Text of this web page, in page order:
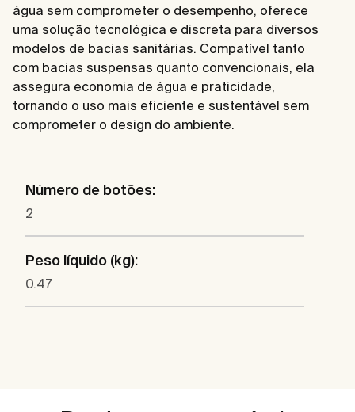
água sem comprometer o desempenho, oferece
uma solução tecnológica e discreta para diversos
modelos de bacias sanitárias. Compatível tanto
com bacias suspensas quanto convencionais, ela
assegura economia de água e praticidade,
tornando o uso mais eficiente e sustentável sem
comprometer o design do ambiente.
Número de botões:
2
Peso líquido (kg):
0.47